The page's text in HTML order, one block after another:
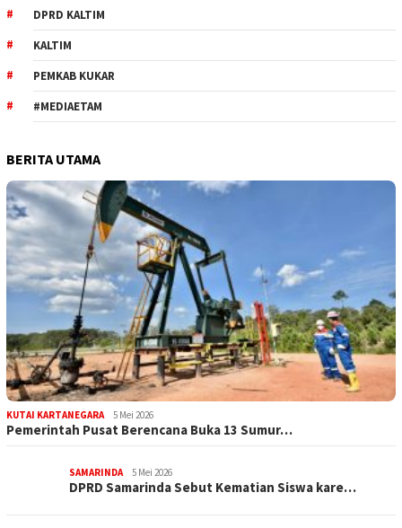
DPRD KALTIM
KALTIM
PEMKAB KUKAR
#MEDIAETAM
BERITA UTAMA
KUTAI KARTANEGARA 5 Mei 2026
Pemerintah Pusat Berencana Buka 13 Sumur…
SAMARINDA 5 Mei 2026
DPRD Samarinda Sebut Kematian Siswa kare…